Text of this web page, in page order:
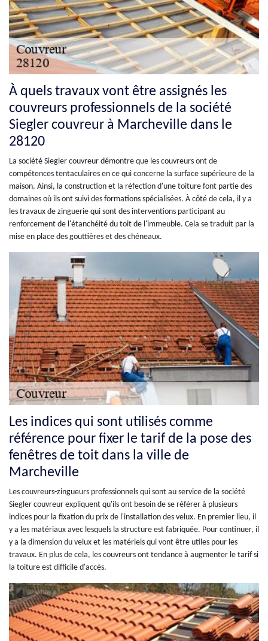
À quels travaux vont être assignés les
couvreurs professionnels de la société
Siegler couvreur à Marcheville dans le
28120
La société Siegler couvreur démontre que les couvreurs ont de
compétences tentaculaires en ce qui concerne la surface supérieure de la
maison. Ainsi, la construction et la réfection d'une toiture font partie des
domaines où ils ont suivi des formations spécialisées. À côté de cela, il y a
les travaux de zinguerie qui sont des interventions participant au
renforcement de l'étanchéité du toit de l'immeuble. Cela se traduit par la
mise en place des gouttières et des chéneaux.
Les indices qui sont utilisés comme
référence pour fixer le tarif de la pose des
fenêtres de toit dans la ville de
Marcheville
Les couvreurs-zingueurs professionnels qui sont au service de la société
Siegler couvreur expliquent qu'ils ont besoin de se référer à plusieurs
indices pour la fixation du prix de l'installation des velux. En premier lieu, il
y a les matériaux avec lesquels la structure est fabriquée. Pour continuer, il
y a la dimension du velux et les matériels qui vont être utiles pour les
travaux. En plus de cela, les couvreurs ont tendance à augmenter le tarif si
la toiture est difficile d'accès.